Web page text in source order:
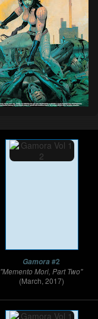
Gamora#2
"Memento Mori, Part Two"
(March, 2017)